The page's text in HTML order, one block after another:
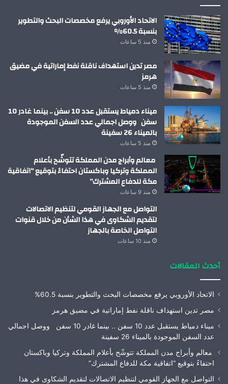
الاتحاد الأوروبي يرفع مخصصات البحث والتطوير
بنسبة 60.5%
منذ 5 ساعات
مصر تدين استهداف ناقلة نفط إماراتية في مضيق
هرمز
منذ 5 ساعات
ميناء دمياط يستقبل عدد 10 سفن .. بينما غادر 10
سفن ووصل اجمالي عدد السفن الموجودة
بالميناء 26 سفينة
منذ 5 ساعات
معالم وأبراج مدن المملكة تتوشّح بأعلام
المملكة وتركيا وباكستان احتفاءً بتوقيع “اتفاقية
مكة للدفاع المشترك”
منذ 9 ساعات
التواصل مع الجهاز القومي لتنظيم الاتصالات
لتقديم الشكاوى في هذا الشأن من خلال قنوات
التواصل الخاصة بالجهاز
منذ 10 ساعات
أحدث المقالات
الاتحاد الأوروبي يرفع مخصصات البحث والتطوير بنسبة 60.5%
مصر تدين استهداف ناقلة نفط إماراتية في مضيق هرمز
ميناء دمياط يستقبل عدد 10 سفن .. بينما غادر 10 سفن ووصل اجمالي
عدد السفن الموجودة بالميناء 26 سفينة
معالم وأبراج مدن المملكة تتوشّح بأعلام المملكة وتركيا وباكستان
احتفاءً بتوقيع “اتفاقية مكة للدفاع المشترك”
التواصل مع الجهاز القومي لتنظيم الاتصالات لتقديم الشكاوى في هذا